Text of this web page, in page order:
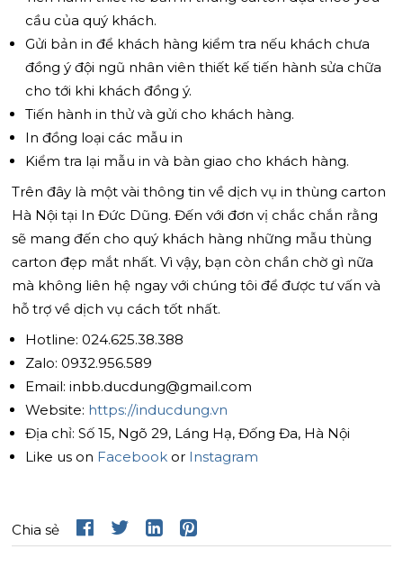
cầu của quý khách.
Gửi bản in để khách hàng kiểm tra nếu khách chưa
đồng ý đội ngũ nhân viên thiết kế tiến hành sửa chữa
cho tới khi khách đồng ý.
Tiến hành in thử và gửi cho khách hàng.
In đồng loại các mẫu in
Kiểm tra lại mẫu in và bàn giao cho khách hàng.
Trên đây là một vài thông tin về dịch vụ in thùng carton
Hà Nội tại In Đức Dũng. Đến với đơn vị chắc chắn rằng
sẽ mang đến cho quý khách hàng những mẫu thùng
carton đẹp mắt nhất. Vì vậy, bạn còn chần chờ gì nữa
mà không liên hệ ngay với chúng tôi để được tư vấn và
hỗ trợ về dịch vụ cách tốt nhất.
Hotline: 024.625.38.388
Zalo: 0932.956.589
Email: inbb.ducdung@gmail.com
Website: https://inducdung.vn
Địa chỉ: Số 15, Ngõ 29, Láng Hạ, Đống Đa, Hà Nội
Like us on Facebook or Instagram
Chia sẻ